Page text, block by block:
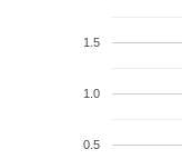
0.5
1.0
1.5